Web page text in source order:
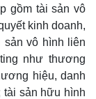
gồm tài sản vô
kinh doanh,
sản vô hình liên
như thương
hiệu, danh
tài sản hữu hình